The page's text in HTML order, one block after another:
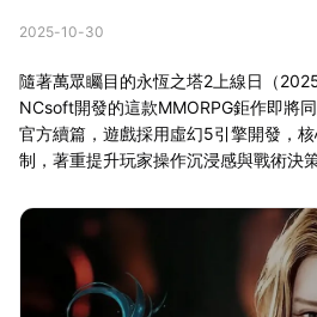
2025-10-30
隨著萬眾矚目的永恆之塔2上線日（
NCsoft開發的這款MMORPG鉅作即將
官方續篇，遊戲採用虛幻5引擎開發，
制，著重提升玩家操作沉浸感與戰術決策